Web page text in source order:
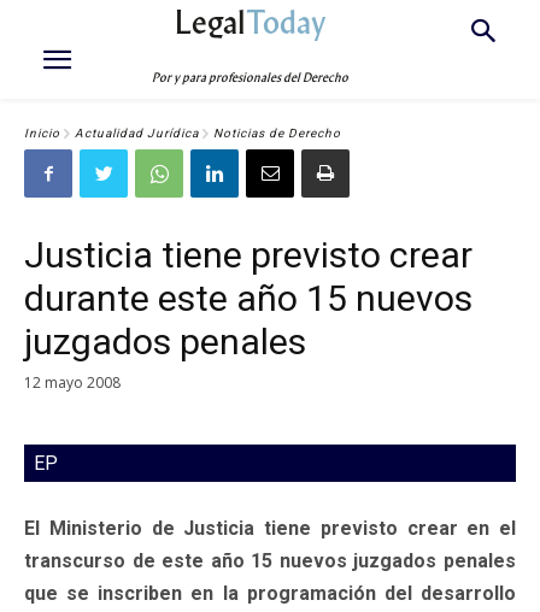
LegalToday
Por y para profesionales del Derecho
Inicio Actualidad Jurídica Noticias de Derecho
Justicia tiene previsto crear
durante este año 15 nuevos
juzgados penales
12 mayo 2008
EP
El Ministerio de Justicia tiene previsto crear en el
transcurso de este año 15 nuevos juzgados penales
que se inscriben en la programación del desarrollo